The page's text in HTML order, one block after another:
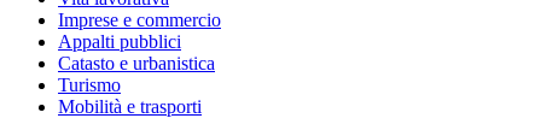
Imprese e commercio
Appalti pubblici
Catasto e urbanistica
Turismo
Mobilità e trasporti